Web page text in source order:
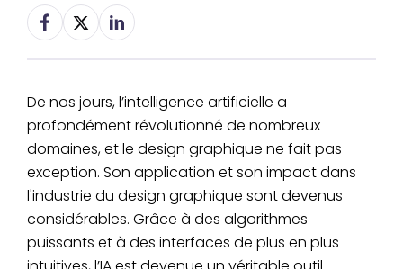
De nos jours, l’intelligence artificielle a
profondément révolutionné de nombreux
domaines, et le design graphique ne fait pas
exception. Son application et son impact dans
l'industrie du design graphique sont devenus
considérables. Grâce à des algorithmes
puissants et à des interfaces de plus en plus